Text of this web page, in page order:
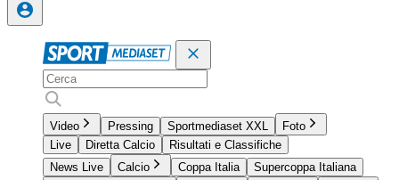
Video Pressing Sportmediaset XXL
Foto
Live
Diretta Calcio
Risultati e Classifiche
News Live
Calcio Coppa Italia
Supercoppa Italiana